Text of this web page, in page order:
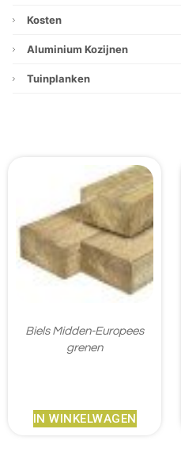
Kosten
Aluminium Kozijnen
Tuinplanken
Biels Midden-Europees
grenen
IN WINKELWAGEN